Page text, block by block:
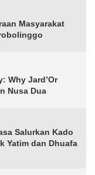
Masyarakat
Why Jard’Or
Nusa Dua
Salurkan Kado
Yatim dan Dhuafa